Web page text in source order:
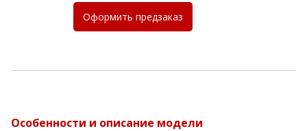
Оформить предзаказ
Особенности и описание модели